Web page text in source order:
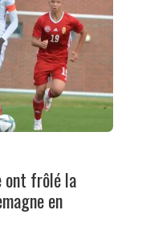
ont frôlé la
en